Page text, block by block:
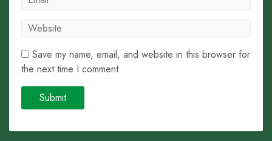
Save my name, email, and website in this browser for
the next time I comment.